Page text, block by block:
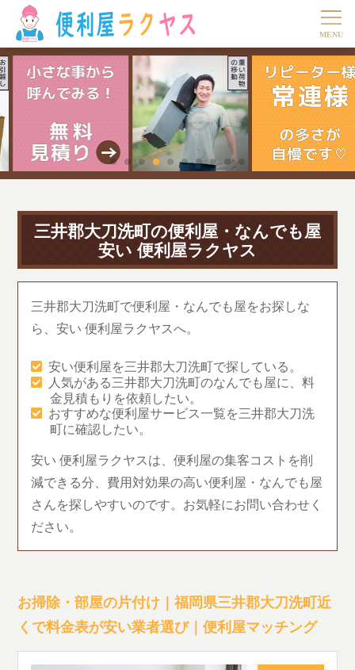
三井郡大刀洗町の便利屋・なんでも屋
安い 便利屋ラクヤス
三井郡大刀洗町で便利屋・なんでも屋をお探しな
ら、安い 便利屋ラクヤスへ。
安い便利屋を三井郡大刀洗町で探している。
人気がある三井郡大刀洗町のなんでも屋に、料
金見積もりを依頼したい。
おすすめな便利屋サービス一覧を三井郡大刀洗
町に確認したい。
安い 便利屋ラクヤスは、便利屋の集客コストを削
減できる分、費用対効果の高い便利屋・なんでも屋
さんを探しやすいのです。お気軽にお問い合わせく
ださい。
お掃除・部屋の片付け｜福岡県三井郡大刀洗町近
くで料金表が安い業者選び｜便利屋マッチング